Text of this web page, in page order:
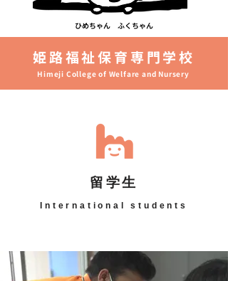
姫路福祉保育専門学校
Himeji College of Welfare and Nursery
ひめちゃん ふくちゃん
留学生
International students